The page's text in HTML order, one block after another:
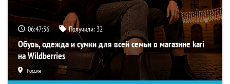
06:47:35 Получили: 32
Обувь, одежда и сумки для всей семьи в магазине kari
на Wildberries
Россия